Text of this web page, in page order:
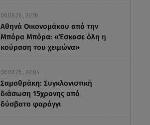
06.08.26 , 20:16
Αθηνά Οικονομάκου από την
Μπόρα Μπόρα: «Έσκασε όλη η
κούραση του χειμώνα»
06.08.26 , 20:04
Σαμοθράκη: Συγκλονιστική
διάσωση 15χρονης από
δύσβατο φαράγγι